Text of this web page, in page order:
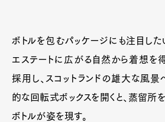
ボトルを包むパッケージにも注目した
エステートに広がる自然から着想を
採用し、スコットランドの雄大な風
的な回転式ボックスを開くと、蒸留所
ボトルが姿を現す。